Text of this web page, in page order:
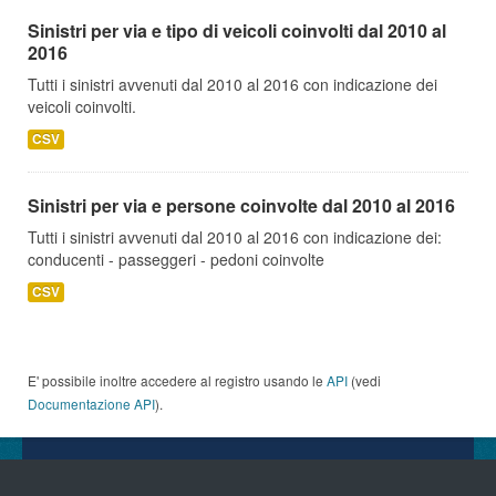
Sinistri per via e tipo di veicoli coinvolti dal 2010 al
2016
Tutti i sinistri avvenuti dal 2010 al 2016 con indicazione dei
veicoli coinvolti.
CSV
Sinistri per via e persone coinvolte dal 2010 al 2016
Tutti i sinistri avvenuti dal 2010 al 2016 con indicazione dei:
conducenti - passeggeri - pedoni coinvolte
CSV
E' possibile inoltre accedere al registro usando le API (vedi
Documentazione API).